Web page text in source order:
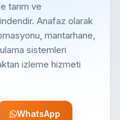
tarım ve
Anafaz olarak
mantarhane,
sistemleri
izleme hizmeti
WhatsApp